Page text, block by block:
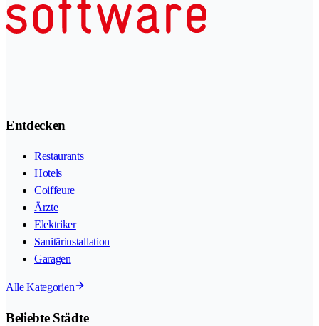
Entdecken
Restaurants
Hotels
Coiffeure
Ärzte
Elektriker
Sanitärinstallation
Garagen
Alle Kategorien
Beliebte Städte